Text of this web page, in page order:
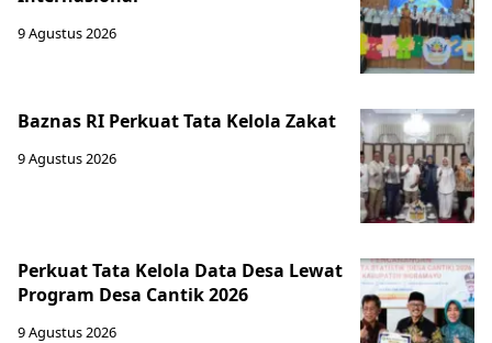
9 Agustus 2026
Baznas RI Perkuat Tata Kelola Zakat
9 Agustus 2026
Perkuat Tata Kelola Data Desa Lewat
Program Desa Cantik 2026
9 Agustus 2026